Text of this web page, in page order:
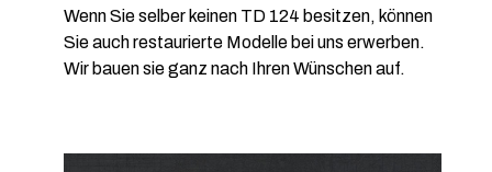
Wenn Sie selber keinen TD 124 besitzen, können
Sie auch restaurierte Modelle bei uns erwerben.
Wir bauen sie ganz nach Ihren Wünschen auf.